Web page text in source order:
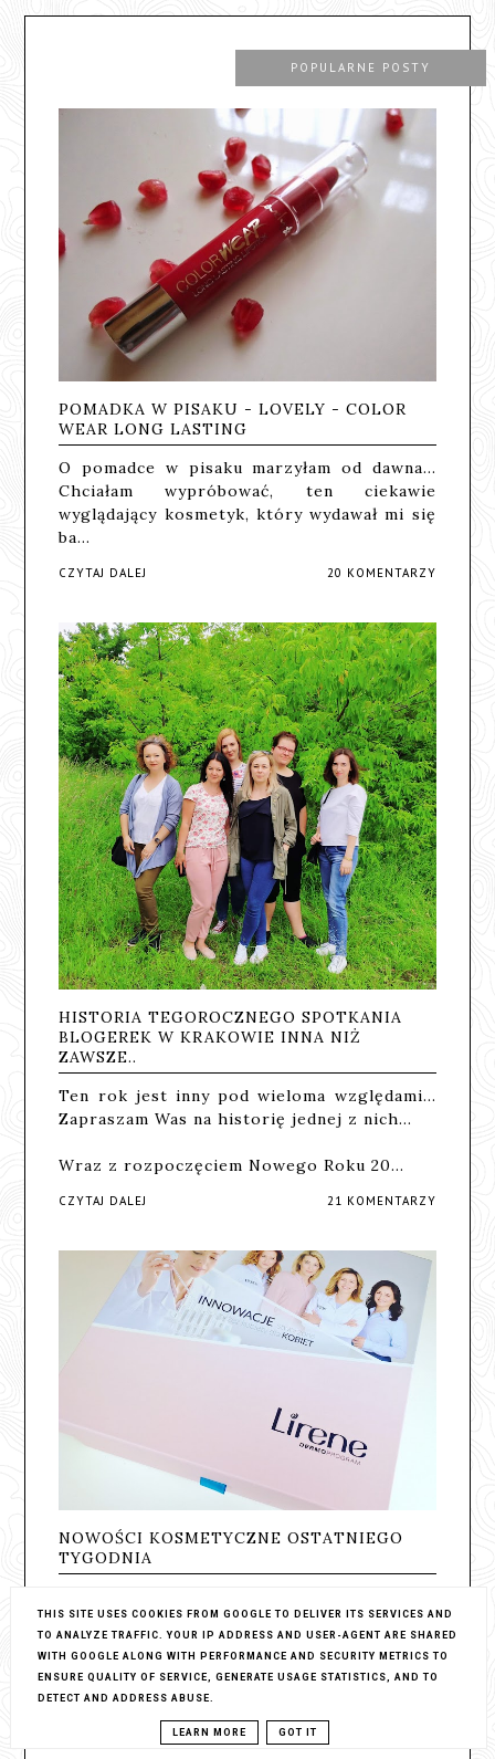
POPULARNE POSTY
POMADKA W PISAKU - LOVELY - COLOR
WEAR LONG LASTING
O pomadce w pisaku marzyłam od dawna...
Chciałam wypróbować, ten ciekawie
wyglądający kosmetyk, który wydawał mi się
ba…
CZYTAJ DALEJ 20 KOMENTARZY
HISTORIA TEGOROCZNEGO SPOTKANIA
BLOGEREK W KRAKOWIE INNA NIŻ
ZAWSZE..
Ten rok jest inny pod wieloma względami...
Zapraszam Was na historię jednej z nich...
Wraz z rozpoczęciem Nowego Roku 20…
CZYTAJ DALEJ 21 KOMENTARZY
NOWOŚCI KOSMETYCZNE OSTATNIEGO
TYGODNIA
Dzisiaj zapraszam Was nanowości
kosmetycznektóre u mnie zawitały w
ubiegłym tygodniu.
Zacznę od paczki od ma…
THIS SITE USES COOKIES FROM GOOGLE TO DELIVER ITS SERVICES AND
TO ANALYZE TRAFFIC. YOUR IP ADDRESS AND USER-AGENT ARE SHARED
WITH GOOGLE ALONG WITH PERFORMANCE AND SECURITY METRICS TO
ENSURE QUALITY OF SERVICE, GENERATE USAGE STATISTICS, AND TO
DETECT AND ADDRESS ABUSE.
LEARN MORE GOT IT